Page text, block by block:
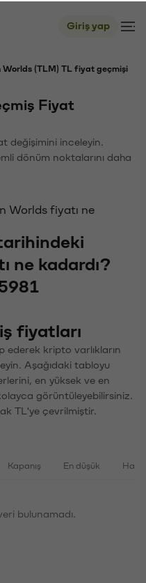
Giriş yap
Worlds (TLM) TL fiyat geçmişi
Fiyat
değişimini inceleyin.
dönüm noktalarını daha
Worlds fiyatı ne
ne kadardı?
fiyatları
kripto varlıkların
Aşağıdaki tabloyu
en yüksek ve en
görüntüleyebilirsiniz.
TL'ye çevrilmiştir.
Kapanış En düşük
bulunamadı.